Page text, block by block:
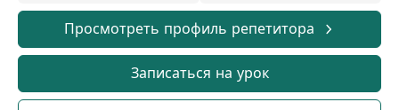
Просмотреть профиль репетитора
Записаться на урок